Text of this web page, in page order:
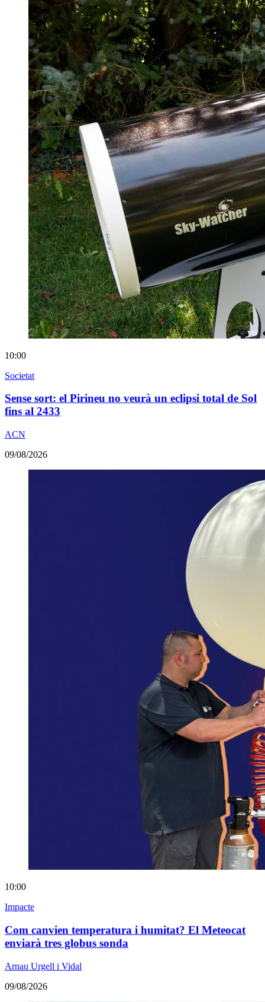
10:00
Societat
Sense sort: el Pirineu no veurà un eclipsi total de Sol
fins al 2433
ACN
09/08/2026
10:00
Impacte
Com canvien temperatura i humitat? El Meteocat
enviarà tres globus sonda
Arnau Urgell i Vidal
09/08/2026